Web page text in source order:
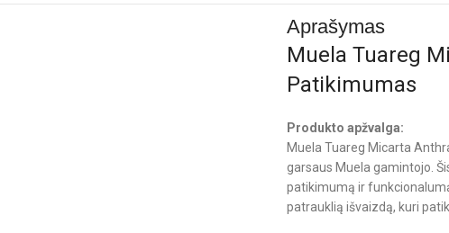
Aprašymas
Muela Tuareg
Patikimumas
Produkto apžvalga:
Muela Tuareg Micarta
garsaus Muela gamintojo.
patikimumą ir
patrauklią išvaizdą, kuri